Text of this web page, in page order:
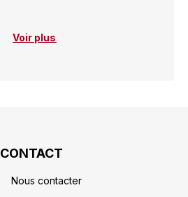
Voir plus
CONTACT
Nous contacter